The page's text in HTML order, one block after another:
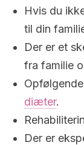
Hvis du
til din
Der er et
fra familie
diæter.
Der er